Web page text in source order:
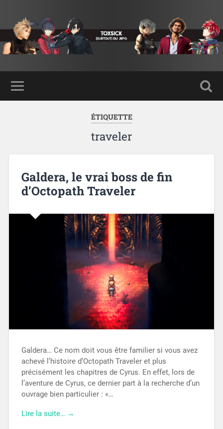
ÉTIQUETTE
traveler
Galdera, le vrai boss de fin
d’Octopath Traveler
Galdera… Ce nom doit vous être familier si vous avez
achevé l’histoire d’Octopath Traveler et plus
précisément les chapitres de Cyrus. En effet, lors de
l’aventure de Cyrus, ce dernier part à la recherche d’un
ouvrage bien particulier : «…
Lire la suite… →